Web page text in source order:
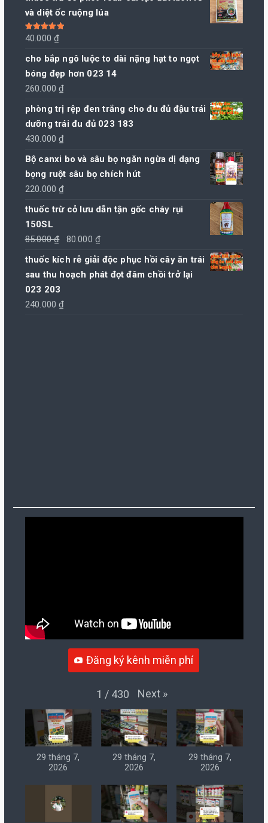
và diệt ốc ruộng lúa
Được xếp
hạng 5.005
40.000₫
cho bắp ngô luộc to dài nặng hạt to ngọt
bóng đẹp hơn 023 14
260.000₫
phòng trị rệp đen trắng cho đu đủ đậu trái
dưỡng trái đu đủ 023 183
430.000₫
Bộ canxi bo và sâu bọ ngăn ngừa dị dạng
bọng ruột sâu bọ chích hút
220.000₫
thuốc trừ cỏ lưu dẫn tận gốc cháy rụi
150SL
85.000₫
Giá
gốc
80.000 ₫
hiện
tại
thuốc kích rễ giải độc phục hồi cây ăn trái
sau thu hoạch phát đọt đâm chồi trở lại
023 203
240.000₫
Đăng ký kênh miễn phí
1 / 430 Next »
29 tháng 7,
2026
29 tháng 7,
2026
29 tháng 7,
2026